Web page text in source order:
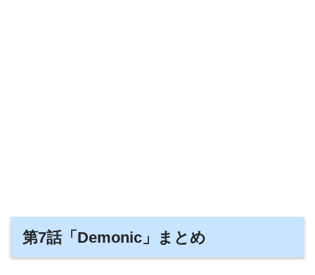
第7話「Demonic」まとめ